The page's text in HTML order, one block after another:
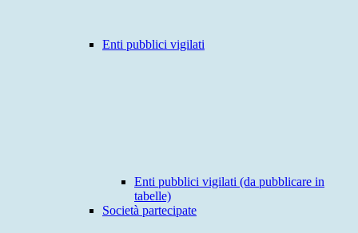
Enti pubblici vigilati
Enti pubblici vigilati (da pubblicare in
tabelle)
Società partecipate